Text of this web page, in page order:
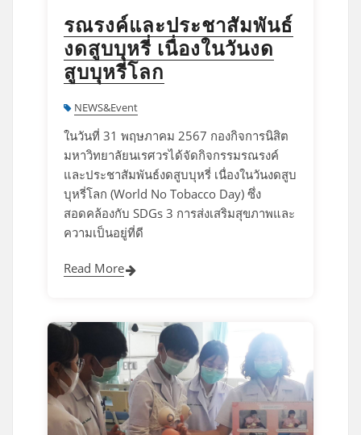
รณรงค์และประชาสัมพันธ์
งดสูบบุหรี่ เนื่องในวันงด
สูบบุหรี่โลก
NEWS&Event
ในวันที่ 31 พฤษภาคม 2567 กองกิจการนิสิต
มหาวิทยาลัยนเรศวรได้จัดกิจกรรมรณรงค์
และประชาสัมพันธ์งดสูบบุหรี่ เนื่องในวันงดสูบ
บุหรี่โลก (World No Tobacco Day) ซึ่ง
สอดคล้องกับ SDGs 3 การส่งเสริมสุขภาพและ
ความเป็นอยู่ที่ดี
Read More